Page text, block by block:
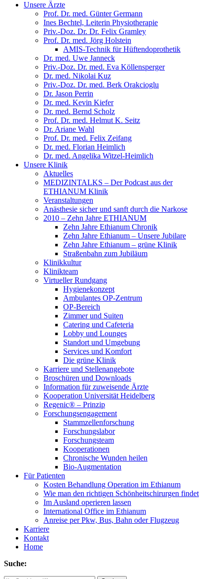
Unsere Ärzte
Prof. Dr. med. Günter Germann
Ines Bechtel, Leiterin Physiotherapie
Priv.-Doz. Dr. Dr. Felix Gramley
Prof. Dr. med. Jörg Holstein
AMIS-Technik für Hüftendoprothetik
Dr. med. Uwe Janneck
Priv.-Doz. Dr. med. Eva Köllensperger
Dr. med. Nikolai Kuz
Priv.-Doz. Dr. med. Berk Orakcioglu
Dr. Jason Perrin
Dr. med. Kevin Kiefer
Dr. med. Bernd Scholz
Prof. Dr. med. Helmut K. Seitz
Dr. Ariane Wahl
Prof. Dr. med. Felix Zeifang
Dr. med. Florian Heimlich
Dr. med. Angelika Witzel-Heimlich
Unsere Klinik
Aktuelles
MEDIZINTALKS – Der Podcast aus der
ETHIANUM Klinik
Veranstaltungen
Anästhesie sicher und sanft durch die Narkose
2010 – Zehn Jahre ETHIANUM
Zehn Jahre Ethianum Chronik
Zehn Jahre Ethianum – Unsere Jubilare
Zehn Jahre Ethianum – grüne Klinik
Straßenbahn zum Jubiläum
Klinikkultur
Klinikteam
Virtueller Rundgang
Hygienekonzept
Ambulantes OP-Zentrum
OP-Bereich
Zimmer und Suiten
Catering und Cafeteria
Lobby und Lounges
Standort und Umgebung
Services und Komfort
Die grüne Klinik
Karriere und Stellenangebote
Broschüren und Downloads
Information für zuweisende Ärzte
Kooperation Universität Heidelberg
Regenic® – Prinzip
Forschungsengagement
Stammzellenforschung
Forschungslabor
Forschungsteam
Kooperationen
Chronische Wunden heilen
Bio-Augmentation
Für Patienten
Kosten Behandlung Operation im Ethianum
Wie man den richtigen Schönheitschirurgen findet
Im Ausland operieren lassen
International Office im Ethianum
Anreise per Pkw, Bus, Bahn oder Flugzeug
Karriere
Kontakt
Home
Suche: